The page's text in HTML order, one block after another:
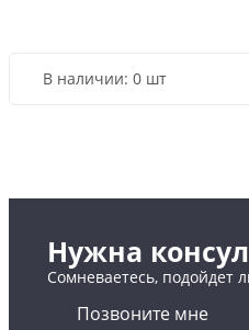
В наличии: 0 шт
Нужна
Сомневаетесь, подойдет
Позвоните мне